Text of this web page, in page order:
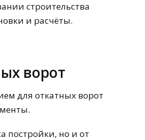
строительства
и расчёты.
ворот
для откатных ворот
постройки, но и от